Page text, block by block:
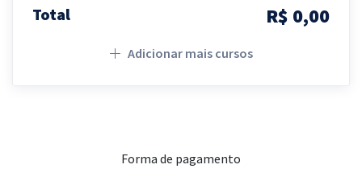
Total R$ 0,00
Adicionar mais cursos
Forma de pagamento